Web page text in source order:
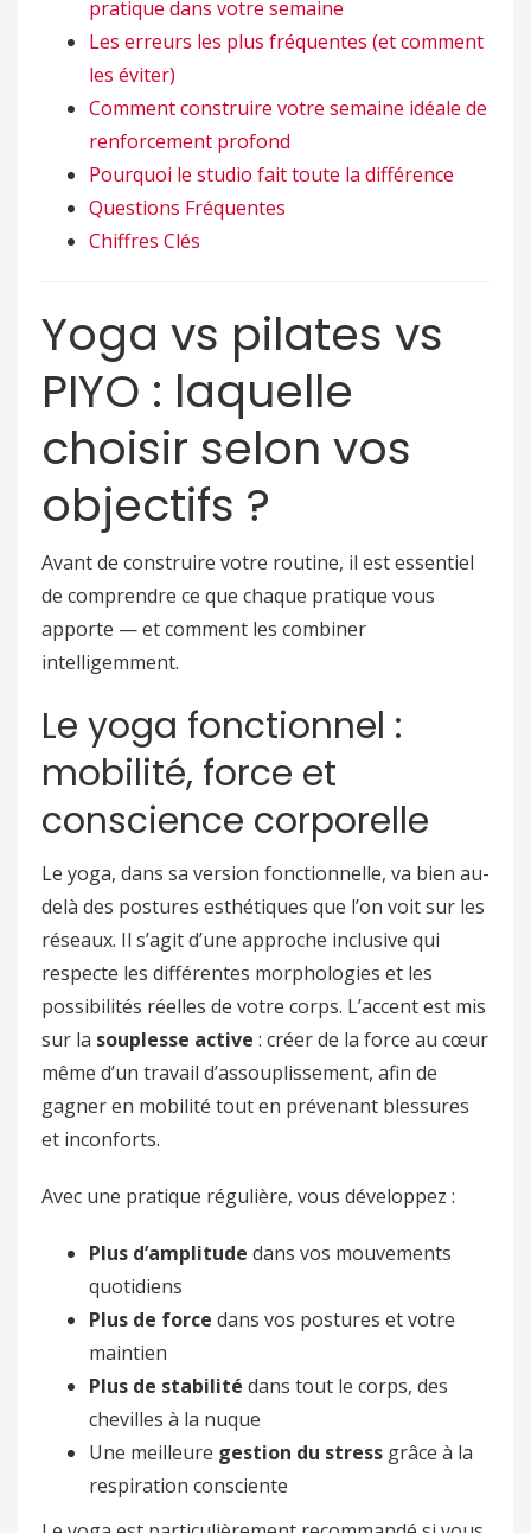
pratique dans votre semaine
Les erreurs les plus fréquentes (et comment
les éviter)
Comment construire votre semaine idéale de
renforcement profond
Pourquoi le studio fait toute la différence
Questions Fréquentes
Chiffres Clés
Yoga vs pilates vs
PIYO : laquelle
choisir selon vos
objectifs ?
Avant de construire votre routine, il est essentiel
de comprendre ce que chaque pratique vous
apporte — et comment les combiner
intelligemment.
Le yoga fonctionnel :
mobilité, force et
conscience corporelle
Le yoga, dans sa version fonctionnelle, va bien au-
delà des postures esthétiques que l’on voit sur les
réseaux. Il s’agit d’une approche inclusive qui
respecte les différentes morphologies et les
possibilités réelles de votre corps. L’accent est mis
sur la souplesse active : créer de la force au cœur
même d’un travail d’assouplissement, afin de
gagner en mobilité tout en prévenant blessures
et inconforts.
Avec une pratique régulière, vous développez :
Plus d’amplitude dans vos mouvements
quotidiens
Plus de force dans vos postures et votre
maintien
Plus de stabilité dans tout le corps, des
chevilles à la nuque
Une meilleure gestion du stress grâce à la
respiration consciente